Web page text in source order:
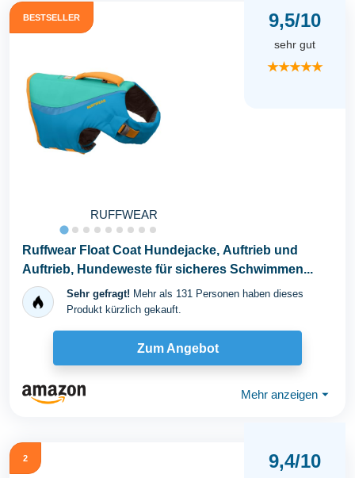
BESTSELLER
RUFFWEAR
9,5/10
sehr gut
★★★★★
Ruffwear Float Coat Hundejacke, Auftrieb und
Auftrieb, Hundeweste für sicheres Schwimmen...
Sehr gefragt! Mehr als 131 Personen haben dieses
Produkt kürzlich gekauft.
Zum Angebot
Mehr anzeigen ⏷
2 9,4/10